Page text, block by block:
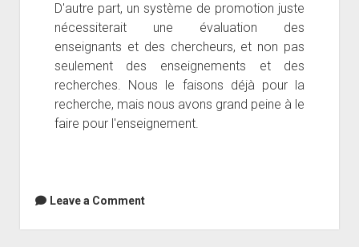
D'autre part, un système de promotion juste
nécessiterait une évaluation des
enseignants et des chercheurs, et non pas
seulement des enseignements et des
recherches. Nous le faisons déjà pour la
recherche, mais nous avons grand peine à le
faire pour l'enseignement.
Leave a Comment